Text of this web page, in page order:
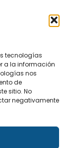
tecnologías
a la información
nos
de
sitio. No
negativamente
de
y